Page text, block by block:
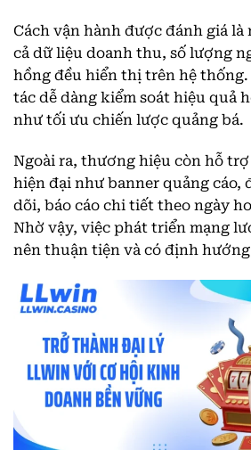
Cách vận hành được đánh giá
cả dữ liệu doanh thu, số lượng
hồng đều hiển thị trên hệ
tác dễ dàng kiểm soát hiệu quả
như tối ưu chiến lược quảng bá.
Ngoài ra, thương hiệu còn hỗ
hiện đại như banner quảng cáo,
dõi, báo cáo chi tiết theo ngày
Nhờ vậy, việc phát triển mạng
nên thuận tiện và có định